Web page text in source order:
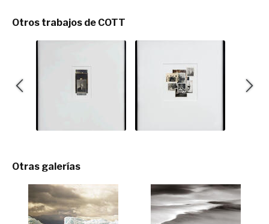
Otros trabajos de COTT
Otras galerías